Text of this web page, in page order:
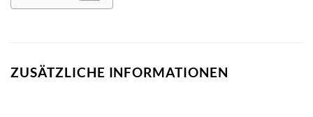
ZUSÄTZLICHE INFORMATIONEN